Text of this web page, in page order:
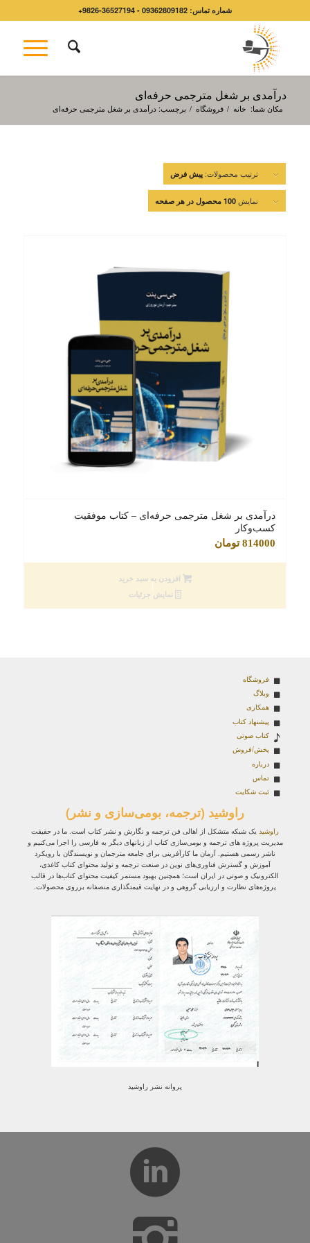
شماره تماس: 09362809182 - 36527194-9826+
درآمدی بر شغل مترجمی حرفه‌ای
مکان شما: خانه / فروشگاه / برچسب: درآمدی بر شغل مترجمی حرفه‌ای
ترتیب محصولات: پیش فرض
نمایش 100 محصول در هر صفحه
درآمدی بر شغل مترجمی حرفه‌ای – کتاب موفقیت
کسب‌وکار
814000 تومان
افزودن به سبد خرید
نمایش جزئیات
فروشگاه
وبلاگ
همکاری
پیشنهاد کتاب
کتاب صوتی
پخش/فروش
درباره
تماس
ثبت شکایت
راوشید (ترجمه، بومی‌سازی و نشر)
راوشید یک شبکه متشکل از اهالی فن ترجمه و نگارش و نشر کتاب است. ما در حقیقت
مدیریت پروژه‌ های ترجمه و بومی‌سازی کتاب از زبانهای دیگر به فارسی را اجرا می‌کنیم و
ناشر رسمی هستیم. آرمان ما کارآفرینی برای جامعه مترجمان و نویسندگان با رویکرد
آموزش و گسترش فناوری‌های نوین در صنعت ترجمه و تولید محتوای کتاب کاغذی،
الکترونیک و صوتی در ایران است؛ همچنین بهبود مستمر کیفیت محتوای کتاب‌ها در قالب
پروژه‌های نظارت و ارزیابی گروهی و در نهایت قیمتگذاری منصفانه برروی محصولات.
پروانه نشر راوشید